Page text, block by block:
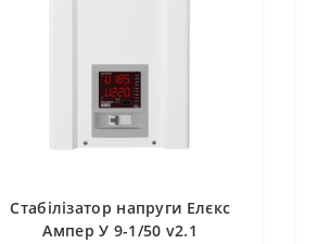
Стабілізатор напруги Елєкс
Ампер У 9-1/50 v2.1